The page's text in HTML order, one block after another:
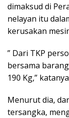
dimaksud di
nelayan itu
kerusakan
” Dari TKP
bersama
190 Kg,”
Menurut dia,
tersangka,